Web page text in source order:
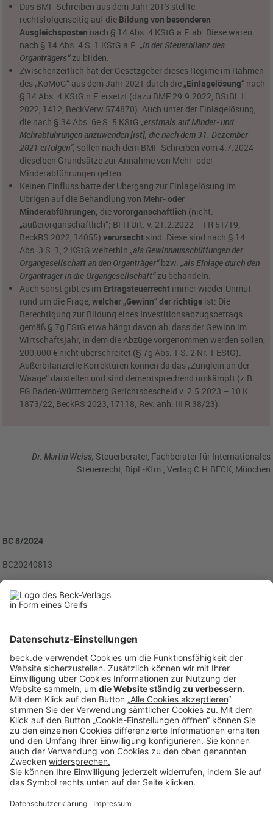
Das BMF-Schreiben aus dem Jahr 2013 stellte
rechtsfolgenseitig auf die Bildung von besonderen
Ausgleichsposten nach § 14 Abs. 4 KStG a.F. ab. Diese waren
nach § 14 Abs. 4 S. 1 KStG a.F. „in der Steuerbilanz des
Organträgers“zu bilden.
Zwischenzeitlich hat der Gesetzgeber dieses Regime im Rahmen
des „KöMoG“ aus dem Jahr 2021 durch die „Einlagelösung“ nach
§ 14 Abs. 4 KStG n.F. ersetzt (dazu BMF 29.9.2022, BStBl. I
2022, 1412, BeckVerw 574870). Auch unter der Einlagelösung,
die nach § 34 Abs. 6e S. 5 KStG„erstmals auf Minder- und
Mehrabführungen anzuwenden [ist], die nach dem 31. Dezember
2021 erfolgen“, sollen nach dem BMF-Schreiben vom 4.7.2024
dieselben Grundsätze zur Annahme von Mehr- oder
Minderabführungen gelten.
Keinen Einfluss hatte der Übergang zur Einlagelösung im
Übrigen auf die Behandlung von Mehr- oder
Minderabführungen, dievororganschaftlich (nicht:
„außerorganschaftlich“; BFH Urt. v. 21.2.2022 – I R 51/19,
BeckRS 2022, 14055)verursacht sind. Diese sind nach § 14
Abs. 3 S. 1, 2 KStG weiterhin„als Gewinnausschüttungen der
Organgesellschaft an den Organträger“bzw.„als Einlage durch den
Organträger in die Organgesellschaft“zu behandeln.
Auch sonst gibt es im Ertragsteuerrecht immer wieder Unmut
rund um die Frage,welcher „Gewinn“ der richtige ist: Die
Berechtigung zur Bildung eines Investitionsabzugsbetrags
gemäß § 7g EStG etwa hängt davon ab, dass der Gewinn im
Wirtschaftsjahr, in dem die Abzüge vorgenommen werden sollen,
200.000 € nicht überschreitet (§ 7g Abs. 1 S. 2 Nr. 1 EStG).
Außerbilanzielle Korrekturen können da das „Zünglein an der
Waage“ darstellen und sind dementsprechend umkämpft (z.B.
FG Baden-Württemberg Gerichtsbescheid v. 2.5.2023 – 10 K
1873/22, BeckRS 2023, 17118; Rev. anh. III R 38/23).
Dr. Martin Weiss, Steuerberater, Fachberater für Internationales
Steuerrecht, Dipl.-Kfm., Verlag C.H.BECK, München
BC 8/2024
BC20240813
Anzeigen